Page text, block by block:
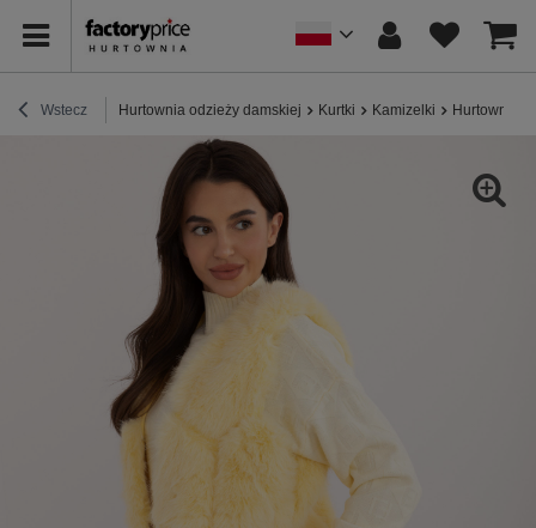
Wstecz Hurtownia odzieży damskiej Kurtki Kamizelki Hurtownia